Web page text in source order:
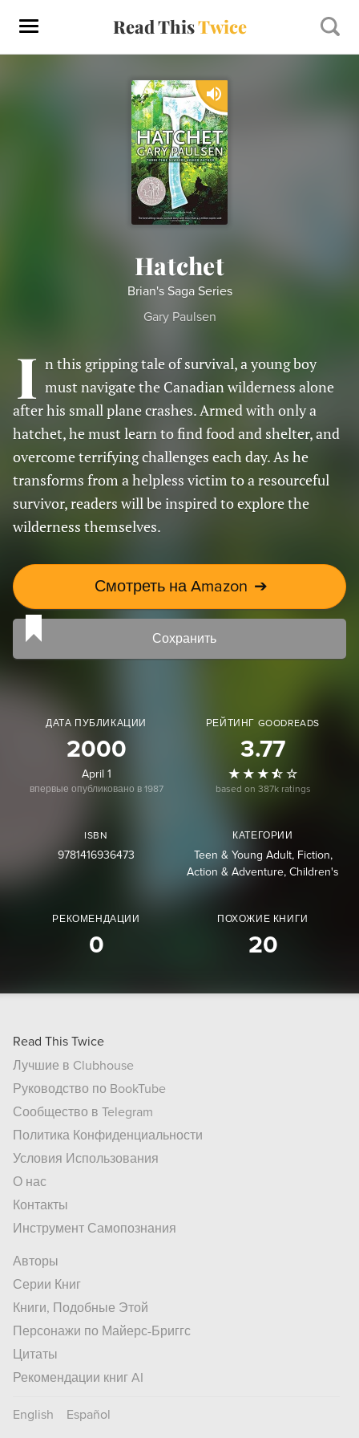
Read ThisTwice
Hatchet
Brian's Saga Series
Gary Paulsen
I n this gripping tale of survival, a young boy
must navigate the Canadian wilderness alone
after his small plane crashes. Armed with only a
hatchet, he must learn to find food and shelter, and
overcome terrifying challenges each day. As he
transforms from a helpless victim to a resourceful
survivor, readers will be inspired to explore the
wilderness themselves.
Смотреть на Amazon ➔
Сохранить
ДАТА ПУБЛИКАЦИИ
2000
April 1
впервые опубликовано в 1987
РЕЙТИНГ GOODREADS
3.77
based on 387k ratings
ISBN
9781416936473
КАТЕГОРИИ
Teen & Young Adult Fiction
Action & Adventure Children's
РЕКОМЕНДАЦИИ
0
ПОХОЖИЕ КНИГИ
20
Read This Twice
Лучшие в Clubhouse
Руководство по BookTube
Сообщество в Telegram
Политика Конфиденциальности
Условия Использования
О нас
Контакты
Инструмент Самопознания
Авторы
Серии Книг
Книги, Подобные Этой
Персонажи по Майерс-Бриггс
Цитаты
Рекомендации книг AI
English Español